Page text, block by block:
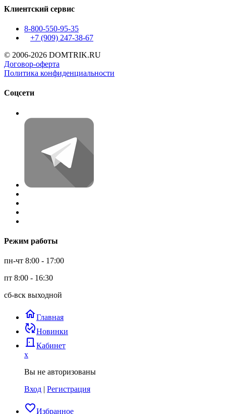
Клиентский сервис
8-800-550-95-35
+7 (909) 247-38-67
© 2006-2026 DOMTRIK.RU
Договор-оферта
Политика конфиденциальности
Соцсети
Режим работы
пн-чт 8:00 - 17:00
пт 8:00 - 16:30
сб-вск выходной
homeГлавная
published_with_changesНовинки
door_back Кабинет
x
Вы не авторизованы
Вход | Регистрация
favorite_borderИзбранное